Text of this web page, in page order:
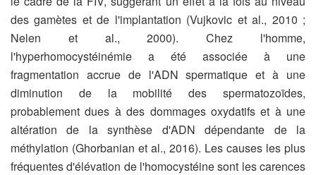
des gamètes et de l'implantation (Vujkovic et al., 2010 ;
Nelen et al., 2000). Chez l'homme,
l'hyperhomocystéinémie a été associée à une
fragmentation accrue de l'ADN spermatique et à une
diminution de la mobilité des spermatozoïdes,
probablement dues à des dommages oxydatifs et à une
altération de la synthèse d'ADN dépendante de la
méthylation (Ghorbanian et al., 2016). Les causes les plus
fréquentes d'élévation de l'homocystéine sont les carences